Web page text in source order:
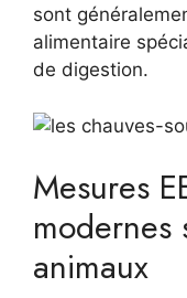
sont
alimentaire
de digestion.
Mesures
modernes
animaux